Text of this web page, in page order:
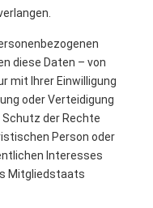
diese Daten – von
mit Ihrer Einwilligung
oder Verteidigung
der Rechte
Person oder
Interesses
Mitgliedstaats